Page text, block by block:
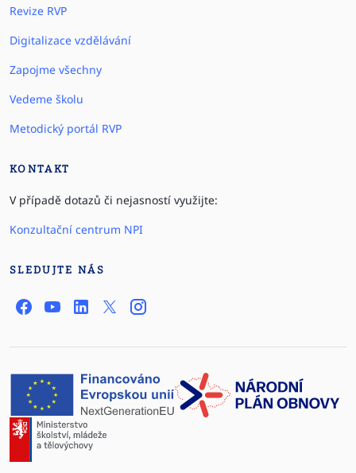
Revize RVP
Digitalizace vzdělávání
Zapojme všechny
Vedeme školu
Metodický portál RVP
KONTAKT
V případě dotazů či nejasností využijte:
Konzultační centrum NPI
SLEDUJTE NÁS